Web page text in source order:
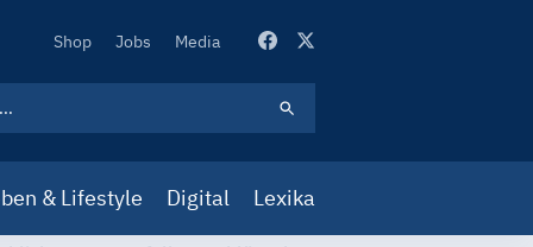
Secondary
Shop Jobs Media
& Lifestyle Digital Lexika